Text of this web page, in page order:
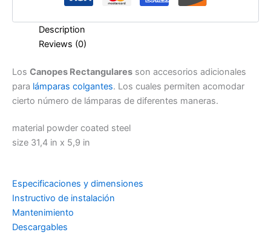
Description
Reviews (0)
Los Canopes Rectangulares son accesorios adicionales
para lámparas colgantes. Los cuales permiten acomodar
cierto número de lámparas de diferentes maneras.
material powder coated steel
size 31,4 in x 5,9 in
Especificaciones y dimensiones
Instructivo de instalación
Mantenimiento
Descargables